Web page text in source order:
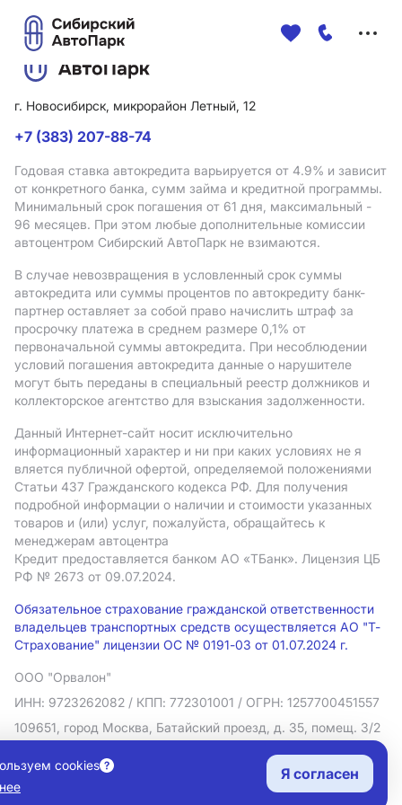
г. Новосибирск, микрорайон Летный, 12
+7 (383) 207-88-74
Годовая ставка автокредита варьируется от 4.9% и зависит
от конкретного банка, сумм займа и кредитной программы.
Минимальный срок погашения от 61 дня, максимальный -
96 месяцев. При этом любые дополнительные комиссии
автоцентром Сибирский АвтоПарк не взимаются.
В случае невозвращения в условленный срок суммы
автокредита или суммы процентов по автокредиту банк-
партнер оставляет за собой право начислить штраф за
просрочку платежа в среднем размере 0,1% от
первоначальной суммы автокредита. При несоблюдении
условий погашения автокредита данные о нарушителе
могут быть переданы в специальный реестр должников и
коллекторское агентство для взыскания задолженности.
Данный Интернет-сайт носит исключительно
информационный характер и ни при каких условиях не я
вляется публичной офертой, определяемой положениями
Статьи 437 Гражданского кодекса РФ. Для получения
подробной информации о наличии и стоимости указанных
товаров и (или) услуг, пожалуйста, обращайтесь к
менеджерам автоцентра
Кредит предоставляется банком АO «ТБанк». Лицензия ЦБ
РФ № 2673 от 09.07.2024.
Обязательное страхование гражданской ответственности
владельцев транспортных средств осуществляется АО "Т-
Страхование" лицензии ОС № 0191-03 от 01.07.2024 г.
ООО "Орвалон"
ИНН: 9723262082 / КПП: 772301001 / ОГРН: 1257700451557
109651, город Москва, Батайский проезд, д. 35, помещ. 3/2
Политика в отношении обработки персональных данных
Согласие на рекламную рассылку
Правовая информация
cookies
Я согласен